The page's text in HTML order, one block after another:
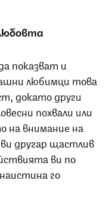
показват и
любимци това
докато други
похвали или
на внимание на
другар щастлив
ви по
го